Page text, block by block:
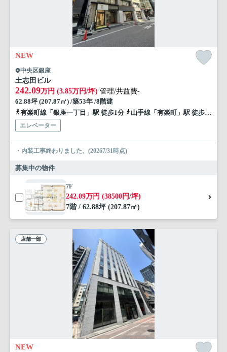
NEW
中央区銀座
土志田ビル
242.09万円 (3.85万円/坪) 管理/共益費-
62.88坪 (207.87㎡) /築53年 /8階建
有楽町線「銀座一丁目」駅 徒歩1分
山手線「有楽町」駅 徒歩4分
エレベーター
・内装工事終わりました。(20267/31時点)
募集中の物件
7F
242.09万円 (38500円/坪)
7階 / 62.88坪 (207.87㎡)
店舗一部
NEW